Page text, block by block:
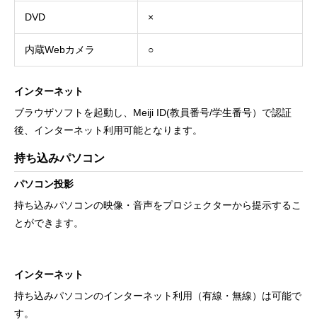
DVD ×
内蔵Webカメラ ○
インターネット
ブラウザソフトを起動し、Meiji ID(教員番号/学生番号）で認証
後、インターネット利用可能となります。
持ち込みパソコン
パソコン投影
持ち込みパソコンの映像・音声をプロジェクターから提示するこ
とができます。
インターネット
持ち込みパソコンのインターネット利用（有線・無線）は可能で
す。